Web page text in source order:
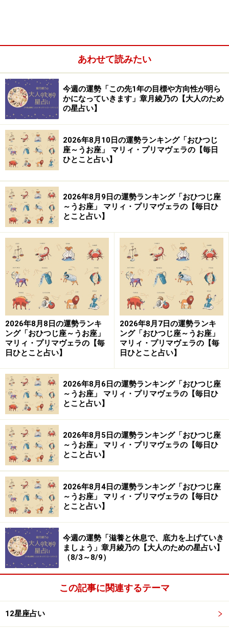
楽天市場で占い関連の商品をチェック！
あわせて読みたい
今週の運勢「この先1年の目標や方向性が明ら
かになっていきます」章月綾乃の【大人のため
の星占い】
2026年8月10日の運勢ランキング「おひつじ
座～うお座」 マリィ・プリマヴェラの【毎日
ひとこと占い】
2026年8月9日の運勢ランキング「おひつじ座
～うお座」 マリィ・プリマヴェラの【毎日ひ
とこと占い】
2026年8月8日の運勢ランキ
ング「おひつじ座～うお座」
マリィ・プリマヴェラの【毎
日ひとこと占い】
2026年8月7日の運勢ランキ
ング「おひつじ座～うお座」
マリィ・プリマヴェラの【毎
日ひとこと占い】
2026年8月6日の運勢ランキング「おひつじ座
～うお座」 マリィ・プリマヴェラの【毎日ひ
とこと占い】
2026年8月5日の運勢ランキング「おひつじ座
～うお座」 マリィ・プリマヴェラの【毎日ひ
とこと占い】
2026年8月4日の運勢ランキング「おひつじ座
～うお座」 マリィ・プリマヴェラの【毎日ひ
とこと占い】
今週の運勢「滋養と休息で、底力を上げていき
ましょう」章月綾乃の【大人のための星占い】
（8/3～8/9）
この記事に関連するテーマ
12星座占い